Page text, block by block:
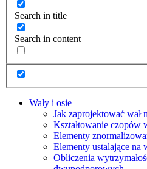
Search in title
Search in content
Wały i osie
Jak zaprojektować wał
Kształtowanie czopów
Elementy
Elementy ustalające na
Obliczenia